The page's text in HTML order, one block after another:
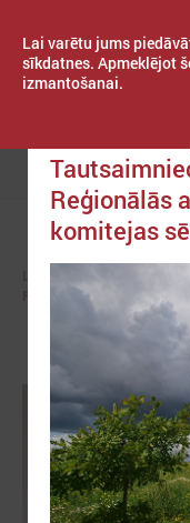
Lai varētu jums
sīkdatnes. Apmeklējot
izmantošanai.
Izvēlne
REĢIONĀLĀS
Reģionālās
komitejas